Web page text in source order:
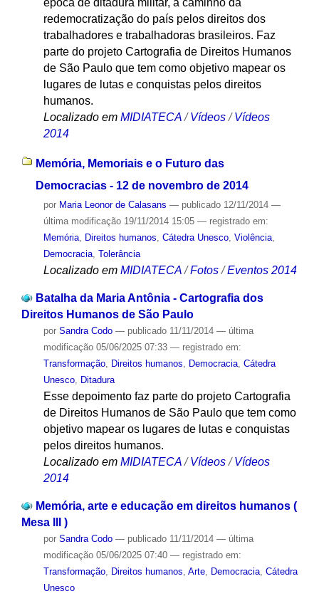
redemocratização do país pelos direitos dos
trabalhadores e trabalhadoras brasileiros. Faz
parte do projeto Cartografia de Direitos Humanos
de São Paulo que tem como objetivo mapear os
lugares de lutas e conquistas pelos direitos
humanos.
Localizado em MIDIATECA /Vídeos /Vídeos
2014
Memória, Memoriais e o Futuro das
Democracias - 12 de novembro de 2014
por Maria Leonor de Calasans — publicado12/11/2014 —
última modificação19/11/2014 15:05 — registrado em:
Memória, Direitos humanos, Cátedra Unesco, Violência,
Democracia, Tolerância
Localizado em MIDIATECA /Fotos /Eventos 2014
Batalha da Maria Antônia - Cartografia dos
Direitos Humanos de São Paulo
por Sandra Codo — publicado11/11/2014 — última
modificação05/06/2025 07:33 — registrado em:
Transformação, Direitos humanos, Democracia, Cátedra
Unesco, Ditadura
Esse depoimento faz parte do projeto Cartografia
de Direitos Humanos de São Paulo que tem como
objetivo mapear os lugares de lutas e conquistas
pelos direitos humanos.
Localizado em MIDIATECA /Vídeos /Vídeos
2014
Memória, arte e educação em direitos humanos (
Mesa III )
por Sandra Codo — publicado11/11/2014 — última
modificação05/06/2025 07:40 — registrado em:
Transformação, Direitos humanos Arte, Democracia, Cátedra
Unesco